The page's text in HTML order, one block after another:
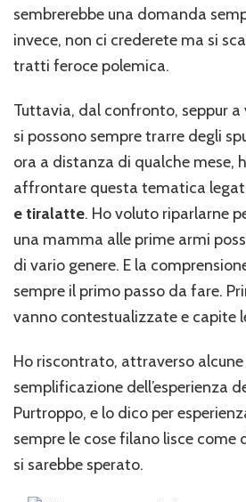
sembrerebbe una domanda
invece, non ci crederete ma si
tratti feroce polemica.
Tuttavia, dal confronto, seppur a
si possono sempre trarre degli
ora a distanza di qualche mese,
affrontare questa tematica
e tiralatte. Ho voluto riparlarne
una mamma alle prime armi
di vario genere. E la
sempre il primo passo da fare.
vanno contestualizzate e capite
Ho riscontrato, attraverso
semplificazione dell’esperienza
Purtroppo, e lo dico per
sempre le cose filano lisce come
si sarebbe sperato.